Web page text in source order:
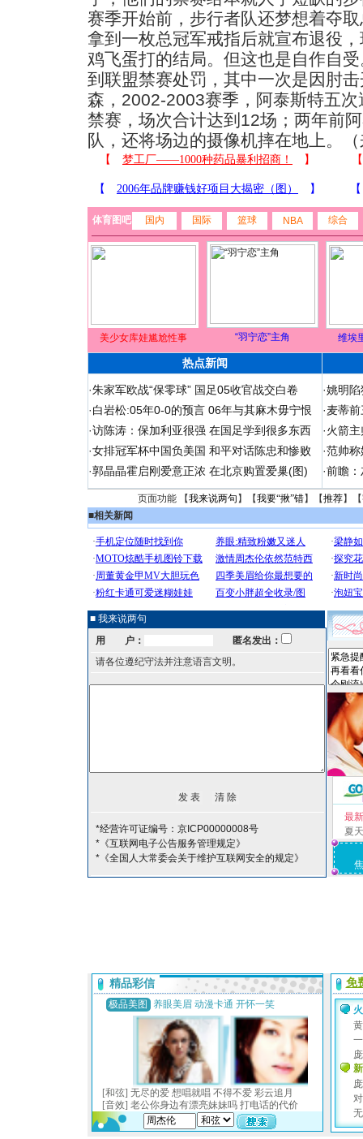
赛季开始前，步行者队还梦想着夺
拿到一枚总冠军戒指后就宣布退役
鸡飞蛋打的结局。但这也是自作自
到联盟禁赛处罚，其中一次是因肘
森，2002-2003赛季，阿泰斯特五
禁赛，场次合计达到12场；两年前
队，还将场边的摄像机摔在地上。
体育图吧 国内 国际 篮球 NBA 综合
美少女库娃尴尬性事 “羽宁恋”主角 维埃
热点新闻
·朱家军欧战“保零球” 国足05收官战交白卷
·白岩松:05年0-0的预言 06年与其麻木毋宁恨
·访陈涛：保加利亚很强 在国足学到很多东西
·女排冠军杯中国负美国 和平对话陈忠和惨败
·郭晶晶霍启刚爱意正浓 在北京购置爱巢(图)
·姚明
·麦蒂
·火箭
·范帅
·前瞻
页面功能 【我来说两句 】【我要“揪”错】【推荐】
■相关新闻
■ 我来说两句
用 户：
匿名发出：
请各位遵纪守法并注意语言文明。
*经营许可证编号：京ICP00000008号
*《互联网电子公告服务管理规定》
*《全国人大常委会关于维护互联网安全的规定》
最
夏